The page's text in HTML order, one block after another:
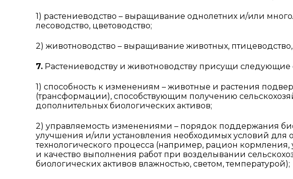
1) растениеводство – выращивание однолетних и/или
лесоводство, цветоводство;
2) животноводство – выращивание животных, птицеводство,
7. Растениеводству и животноводству присущи следующие
1) способность к изменениям – животные и растения
(трансформации), способствующим получению
дополнительных биологических активов;
2) управляемость изменениями – порядок поддержания
улучшения и/или установления необходимых условий для
технологического процесса (например, рацион
и качество выполнения работ при возделывании
биологических активов влажностью, светом, температурой);